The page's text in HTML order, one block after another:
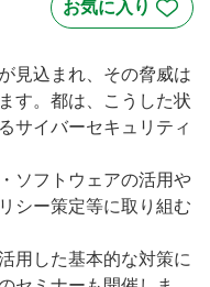
見込まれ、その脅威は
す。都は、こうした状
サイバーセキュリティ
ソフトウェアの活用や
シー策定等に取り組む
用した基本的な対策に